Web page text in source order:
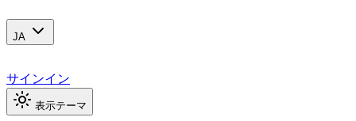
JA
サインイン
表示テーマ